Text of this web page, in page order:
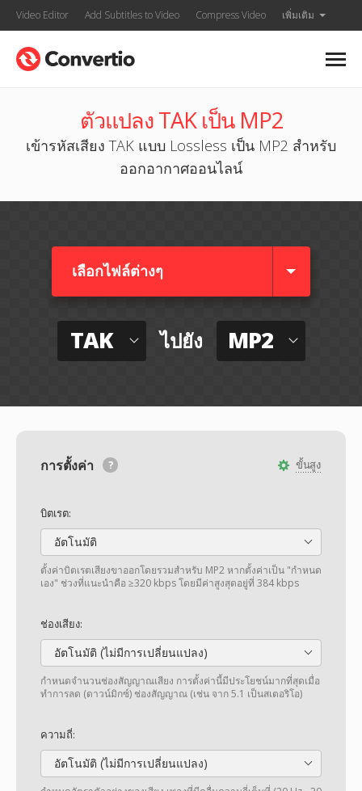
Video Editor Add Subtitles to Video Compress Video เพิ่มเติม
ตัวแปลง TAK เป็น MP2
เข้ารหัสเสียง TAK แบบ Lossless เป็น MP2 สำหรับ
ออกอากาศออนไลน์
เลือกไฟล์ต่างๆ​
TAK ไปยัง MP2
ขั้นสูง
การตั้งค่า
บิตเรต:
อัตโนมัติ
ตั้งค่าบิตเรตเสียงขาออกโดยรวมสำหรับ MP2 หากตั้งค่าเป็น "กำหนด
เอง" ช่วงที่แนะนำคือ ≥320 kbps โดยมีค่าสูงสุดอยู่ที่ 384 kbps
ช่องเสียง:
อัตโนมัติ (ไม่มีการเปลี่ยนแปลง)
กำหนดจำนวนช่องสัญญาณเสียง การตั้งค่านี้มีประโยชน์มากที่สุดเมื่อ
ทำการลด (ดาวน์มิกซ์) ช่องสัญญาณ (เช่น จาก 5.1 เป็นสเตอริโอ)
ความถี่:
อัตโนมัติ (ไม่มีการเปลี่ยนแปลง)